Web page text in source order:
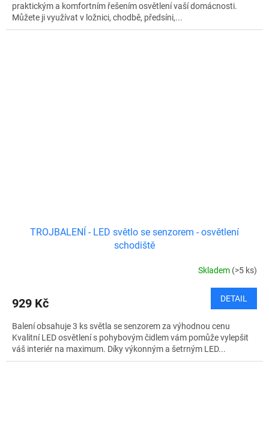
praktickým a komfortním řešením osvětlení vaší domácnosti.
Můžete ji využívat v ložnici, chodbě, předsíni,...
TROJBALENÍ - LED světlo se senzorem - osvětlení
schodiště
Skladem (>5 ks)
929 Kč DETAIL
Balení obsahuje 3 ks světla se senzorem za výhodnou cenu
Kvalitní LED osvětlení s pohybovým čidlem vám pomůže vylepšit
váš interiér na maximum. Díky výkonným a šetrným LED...